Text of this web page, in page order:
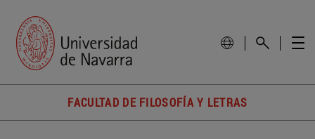
FACULTAD DE FILOSOFÍA Y LETRAS